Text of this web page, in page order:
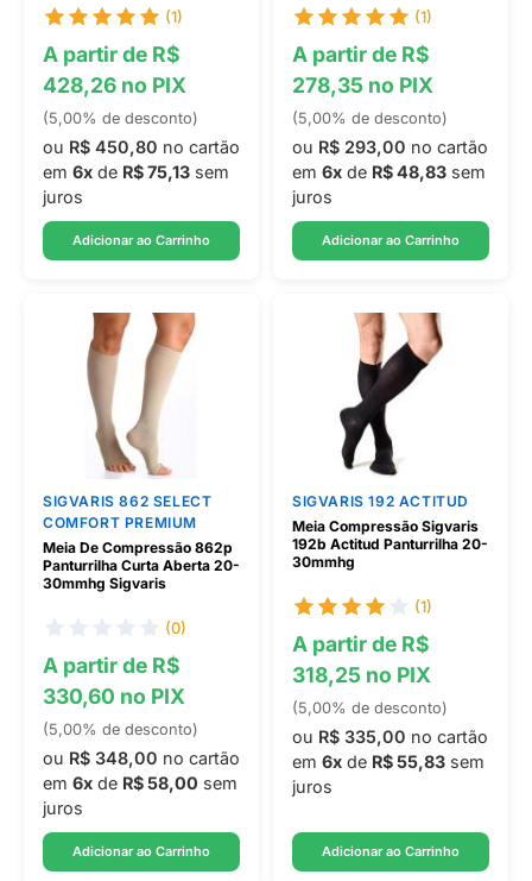
(1)
A partir de R$
428,26 no PIX
(5,00% de desconto)
ou R$ 450,80 no cartão
em 6x de R$ 75,13 sem
juros
Adicionar ao Carrinho
(1)
A partir de R$
278,35 no PIX
(5,00% de desconto)
ou R$ 293,00 no cartão
em 6x de R$ 48,83 sem
juros
Adicionar ao Carrinho
SIGVARIS 862 SELECT
COMFORT PREMIUM
Meia De Compressão 862p
Panturrilha Curta Aberta 20-
30mmhg Sigvaris
(0)
A partir de R$
330,60 no PIX
(5,00% de desconto)
ou R$ 348,00 no cartão
em 6x de R$ 58,00 sem
juros
Adicionar ao Carrinho
SIGVARIS 192 ACTITUD
Meia Compressão Sigvaris
192b Actitud Panturrilha 20-
30mmhg
(1)
A partir de R$
318,25 no PIX
(5,00% de desconto)
ou R$ 335,00 no cartão
em 6x de R$ 55,83 sem
juros
Adicionar ao Carrinho